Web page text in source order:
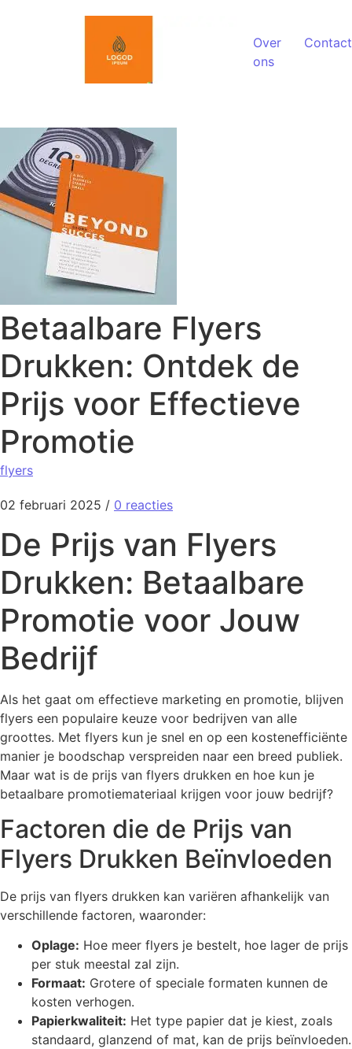
Over
ons
Contact
Betaalbare Flyers
Drukken: Ontdek de
Prijs voor Effectieve
Promotie
flyers
02 februari 2025 / 0 reacties
De Prijs van Flyers
Drukken: Betaalbare
Promotie voor Jouw
Bedrijf
Als het gaat om effectieve marketing en promotie, blijven
flyers een populaire keuze voor bedrijven van alle
groottes. Met flyers kun je snel en op een kostenefficiënte
manier je boodschap verspreiden naar een breed publiek.
Maar wat is de prijs van flyers drukken en hoe kun je
betaalbare promotiemateriaal krijgen voor jouw bedrijf?
Factoren die de Prijs van
Flyers Drukken Beïnvloeden
De prijs van flyers drukken kan variëren afhankelijk van
verschillende factoren, waaronder:
Oplage: Hoe meer flyers je bestelt, hoe lager de prijs
per stuk meestal zal zijn.
Formaat: Grotere of speciale formaten kunnen de
kosten verhogen.
Papierkwaliteit: Het type papier dat je kiest, zoals
standaard, glanzend of mat, kan de prijs beïnvloeden.